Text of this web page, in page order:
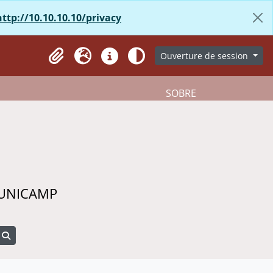
10.10.10.10/privacy
Presse-papier
LangueLiens rapides
AparênciaOuverture de session
SOBRE